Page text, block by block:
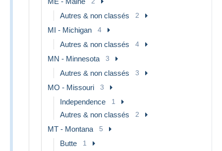
Autres & non classés 2
MI - Michigan 4
Autres & non classés 4
MN - Minnesota 3
Autres & non classés 3
MO - Missouri 3
Independence 1
Autres & non classés 2
MT - Montana 5
Butte 1